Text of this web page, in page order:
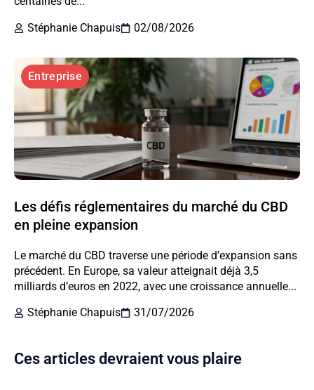
Stéphanie Chapuis
02/08/2026
Entreprise
Les défis réglementaires du marché du CBD
en pleine expansion
Le marché du CBD traverse une période d’expansion sans
précédent. En Europe, sa valeur atteignait déjà 3,5
milliards d’euros en 2022, avec une croissance annuelle...
Stéphanie Chapuis
31/07/2026
Ces articles devraient vous plaire